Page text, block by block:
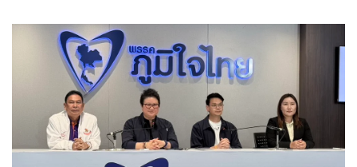
เอาผิดจริยธรรมแน่ ส่วนกฎหมายบ้านเมืองขอดูก่อนเข้าข่ายหรือ
ไม่ วอนสื่อไหนมีภาพส่งมาที่พรรคเศรษฐกิจได้เลย